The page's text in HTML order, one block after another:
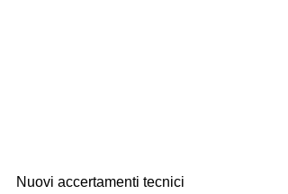
Nuovi accertamenti tecnici